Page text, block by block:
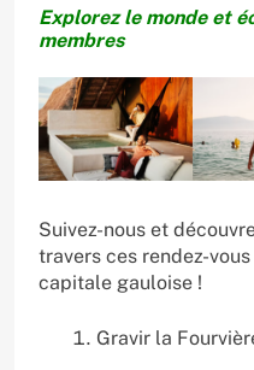
Explorez le monde et
membres
Suivez-nous et
travers ces rendez-
capitale gauloise !
Gravir la